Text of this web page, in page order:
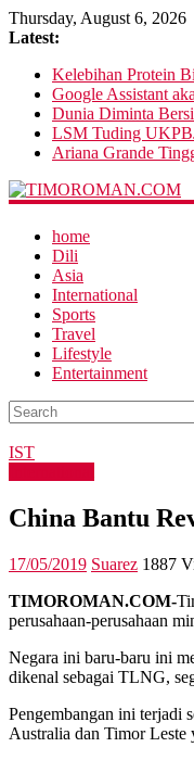
Thursday, August 6, 2026
Latest:
Kelebihan Protein
Google Assistant
Dunia Diminta
LSM Tuding
Ariana Grande
home
Dili
Asia
International
Sports
Travel
Lifestyle
Entertainment
IST
China Bantu
17/05/2019 Suarez 1887
TIMOROMAN.COM-
perusahaan-perusahaan
Negara ini baru-baru ini
dikenal sebagai TLNG,
Pengembangan ini terjadi
Australia dan Timor Leste